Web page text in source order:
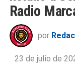
Radio
por
23 de julio de